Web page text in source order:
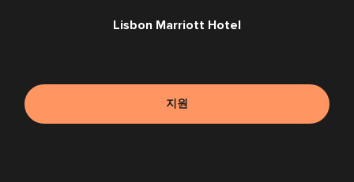
Lisbon Marriott Hotel
지원